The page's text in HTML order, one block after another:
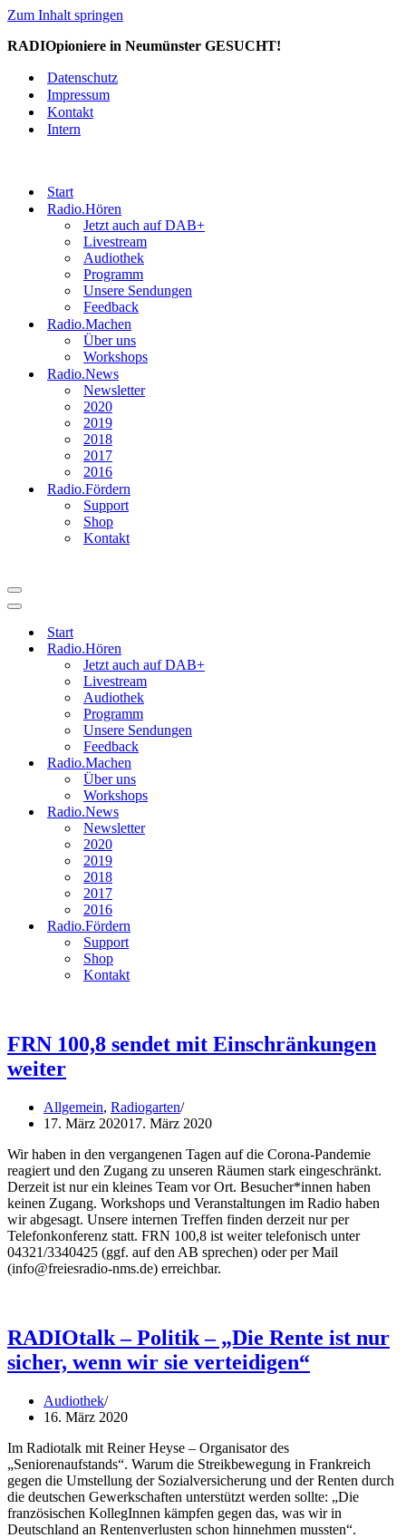
Zum Inhalt springen
RADIOpioniere in Neumünster GESUCHT!
Datenschutz
Impressum
Kontakt
Intern
Start
Radio.Hören
Jetzt auch auf DAB+
Livestream
Audiothek
Programm
Unsere Sendungen
Feedback
Radio.Machen
Über uns
Workshops
Radio.News
Newsletter
2020
2019
2018
2017
2016
Radio.Fördern
Support
Shop
Kontakt
Navigationsmenü
Navigationsmenü
Start
Radio.Hören
Jetzt auch auf DAB+
Livestream
Audiothek
Programm
Unsere Sendungen
Feedback
Radio.Machen
Über uns
Workshops
Radio.News
Newsletter
2020
2019
2018
2017
2016
Radio.Fördern
Support
Shop
Kontakt
FRN 100,8 sendet mit Einschränkungen
weiter
Allgemein, Radiogarten
17. März 202017. März 2020
Wir haben in den vergangenen Tagen auf die Corona-Pandemie
reagiert und den Zugang zu unseren Räumen stark eingeschränkt.
Derzeit ist nur ein kleines Team vor Ort. Besucher*innen haben
keinen Zugang. Workshops und Veranstaltungen im Radio haben
wir abgesagt. Unsere internen Treffen finden derzeit nur per
Telefonkonferenz statt. FRN 100,8 ist weiter telefonisch unter
04321/3340425 (ggf. auf den AB sprechen) oder per Mail
(info@freiesradio-nms.de) erreichbar.
RADIOtalk – Politik – „Die Rente ist nur
sicher, wenn wir sie verteidigen“
Audiothek
16. März 2020
Im Radiotalk mit Reiner Heyse – Organisator des
„Seniorenaufstands“. Warum die Streikbewegung in Frankreich
gegen die Umstellung der Sozialversicherung und der Renten durch
die deutschen Gewerkschaften unterstützt werden sollte: „Die
französischen KollegInnen kämpfen gegen das, was wir in
Deutschland an Rentenverlusten schon hinnehmen mussten“.